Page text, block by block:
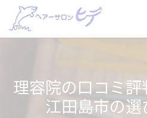
理容院の口コミ
江田島市の